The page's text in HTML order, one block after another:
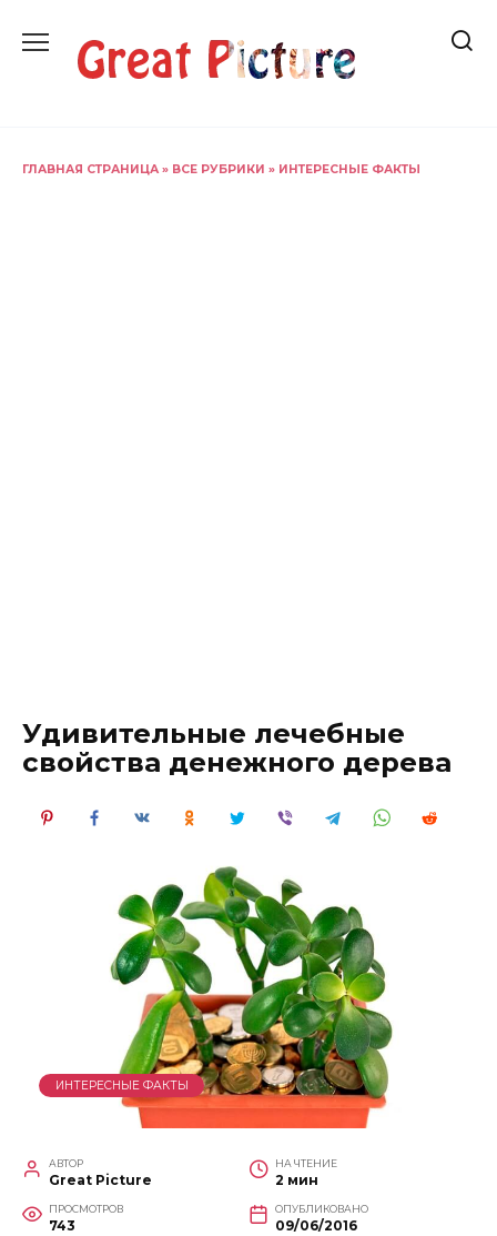
содержанию
ГЛАВНАЯ СТРАНИЦА » ВСЕ РУБРИКИ » ИНТЕРЕСНЫЕ ФАКТЫ
Удивительные лечебные
свойства денежного дерева
ИНТЕРЕСНЫЕ ФАКТЫ
АВТОР
Great Picture
НА ЧТЕНИЕ
2 мин
ПРОСМОТРОВ
743
ОПУБЛИКОВАНО
09/06/2016